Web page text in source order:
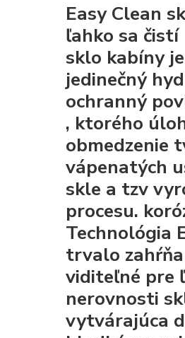
Easy Clean
ľahko sa čistí
sklo kabíny
jedinečný
ochranný
, ktorého
obmedzenie
vápenatých
skle a tzv
procesu.
Technológia
trvalo
viditeľné pre
nerovnosti
vytvárajúca